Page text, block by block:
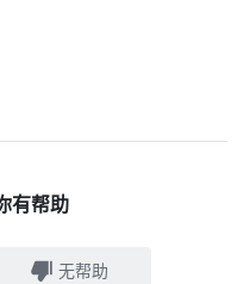
有帮助
无帮助